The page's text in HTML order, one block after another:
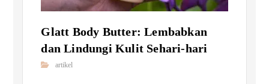
Glatt Body Butter: Lembabkan
dan Lindungi Kulit Sehari-hari
artikel